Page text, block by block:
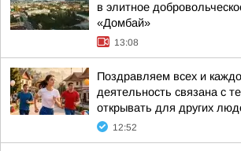
в элитное
«Домбай»
13:08
Поздравляем всех и
деятельность связана с
открывать для других
12:52